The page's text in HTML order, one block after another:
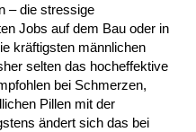
– die stressige
Jobs auf dem Bau oder in
kräftigsten männlichen
selten das hocheffektive
bei Schmerzen,
Pillen mit der
ändert sich das bei